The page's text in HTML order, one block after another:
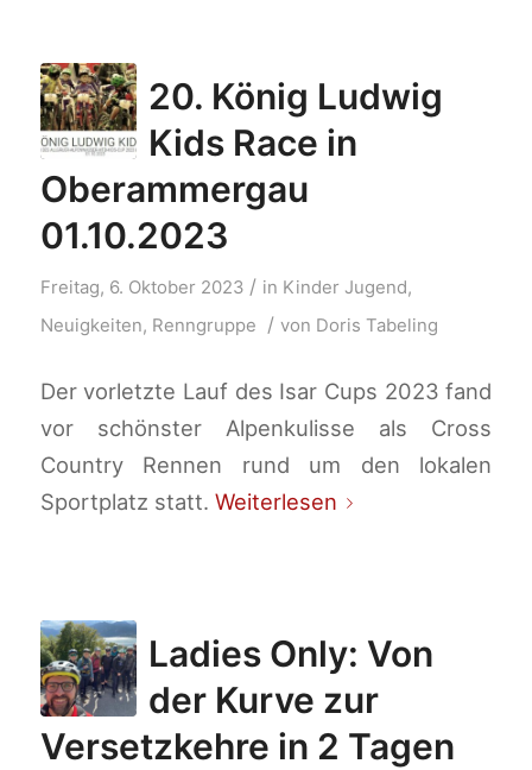
20. König Ludwig
Kids Race in
Oberammergau
01.10.2023
Freitag, 6. Oktober 2023 / in Kinder Jugend,
Neuigkeiten, Renngruppe / von Doris Tabeling
Der vorletzte Lauf des Isar Cups 2023 fand
vor schönster Alpenkulisse als Cross
Country Rennen rund um den lokalen
Sportplatz statt. Weiterlesen
Ladies Only: Von
der Kurve zur
Versetzkehre in 2 Tagen